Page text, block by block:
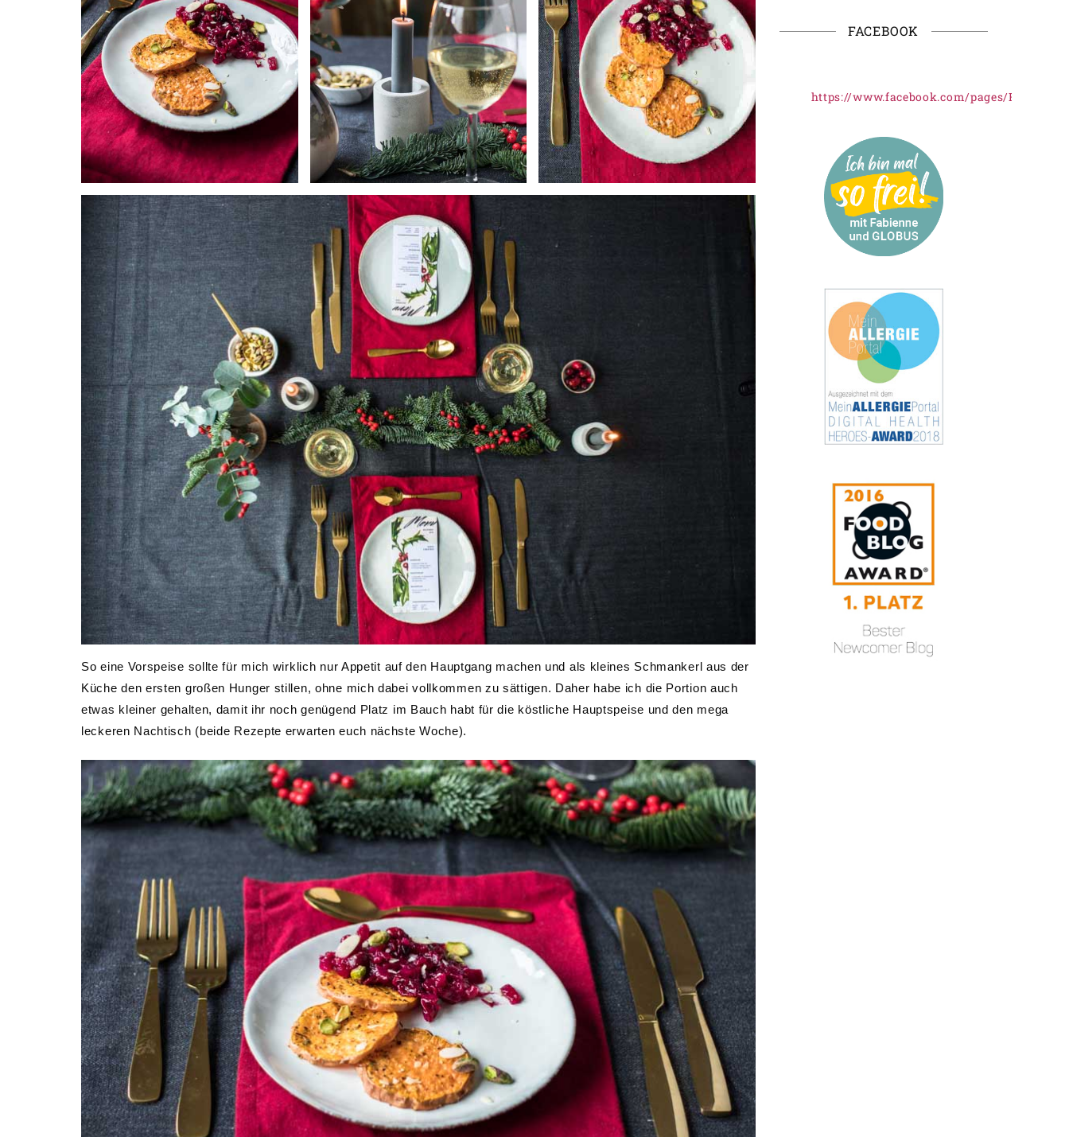
So eine Vorspeise sollte für mich wirklich nur Appetit auf den Hauptgang machen und als kleines Schmankerl aus der
Küche den ersten großen Hunger stillen, ohne mich dabei vollkommen zu sättigen. Daher habe ich die Portion auch
etwas kleiner gehalten, damit ihr noch genügend Platz im Bauch habt für die köstliche Hauptspeise und den mega
leckeren Nachtisch (beide Rezepte erwarten euch nächste Woche).
FACEBOOK
https://www.facebook.com/pages/